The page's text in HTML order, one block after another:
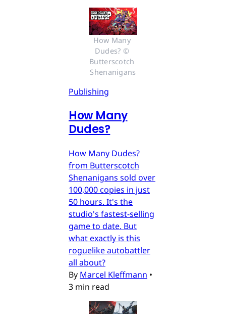
How Many
Dudes? ©
Butterscotch
Shenanigans
Publishing
How Many
Dudes?
How Many Dudes?
from Butterscotch
Shenanigans sold over
100,000 copies in just
50 hours. It's the
studio's fastest-selling
game to date. But
what exactly is this
roguelike autobattler
all about?
By Marcel Kleffmann •
3 min read